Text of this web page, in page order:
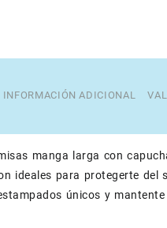
INFORMACIÓN ADICIONAL
manga larga con
ideales para protegerte
únicos y